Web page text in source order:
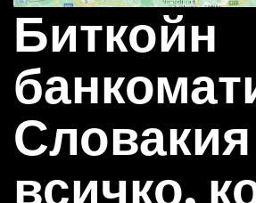
Биткойн
всичко,